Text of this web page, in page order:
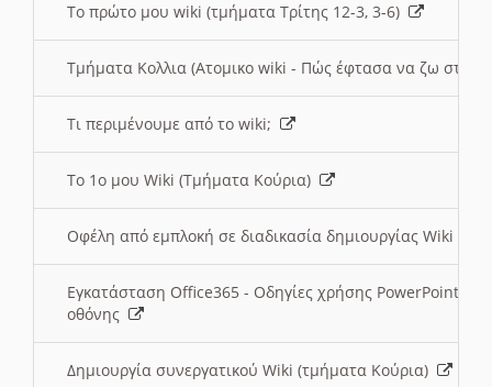
Το πρώτο μου wiki (τμήματα Τρίτης 12-3, 3-6)
Τμήματα Κολλια (Ατομικο wiki - Πώς έφτασα να ζω στην
Τι περιμένουμε από το wiki;
Το 1ο μου Wiki (Τμήματα Κούρια)
Οφέλη από εμπλοκή σε διαδικασία δημιουργίας Wiki
Εγκατάσταση Office365 - Οδηγίες χρήσης PowerPoint
οθόνης
Δημιουργία συνεργατικού Wiki (τμήματα Κούρια)